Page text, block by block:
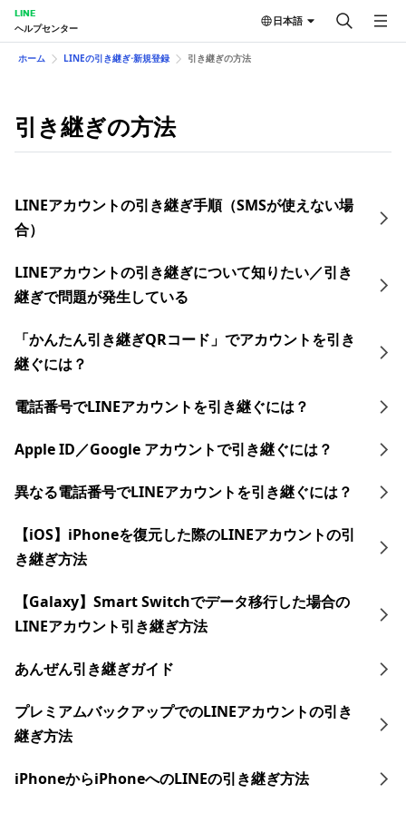
LINE
ヘルプセンター
日本語
ホーム LINEの引き継ぎ⋅新規登録 引き継ぎの方法
引き継ぎの方法
LINEアカウントの引き継ぎ手順（SMSが使えない場
合）
LINEアカウントの引き継ぎについて知りたい／引き
継ぎで問題が発生している
「かんたん引き継ぎQRコード」でアカウントを引き
継ぐには？
電話番号でLINEアカウントを引き継ぐには？
Apple ID／Google アカウントで引き継ぐには？
異なる電話番号でLINEアカウントを引き継ぐには？
【iOS】iPhoneを復元した際のLINEアカウントの引
き継ぎ方法
【Galaxy】Smart Switchでデータ移行した場合の
LINEアカウント引き継ぎ方法
あんぜん引き継ぎガイド
プレミアムバックアップでのLINEアカウントの引き
継ぎ方法
iPhoneからiPhoneへのLINEの引き継ぎ方法